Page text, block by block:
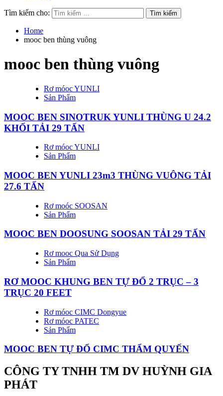
Tìm kiếm cho:
Home
mooc ben thùng vuông
mooc ben thùng vuông
Rơ móoc YUNLI
Sản Phẩm
MOOC BEN SINOTRUK YUNLI THÙNG U 24.2
KHỐI TẢI 29 TẤN
Rơ móoc YUNLI
Sản Phẩm
MOOC BEN YUNLI 23m3 THÙNG VUÔNG TẢI
27.6 TẤN
Rơ moóc SOOSAN
Sản Phẩm
MOOC BEN DOOSUNG SOOSAN TẢI 29 TẤN
Rơ mooc Qua Sử Dụng
Sản Phẩm
RƠ MOOC KHUNG BEN TỰ ĐỔ 2 TRỤC – 3
TRỤC 20 FEET
Rơ móoc CIMC Dongyue
Rơ móoc PATEC
Sản Phẩm
MOOC BEN TỰ ĐỔ CIMC THẨM QUYẾN
CÔNG TY TNHH TM DV HUỲNH GIA
PHÁT